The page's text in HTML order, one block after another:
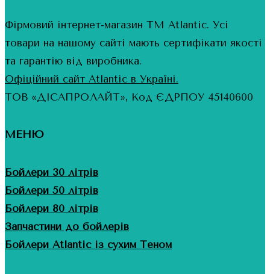
Фірмовий інтернет-магазин ТМ Atlantic. Усі
товари на нашому сайті мають сертифікати якості
та гарантію від виробника.
Офіційний сайт Atlantic в Україні.
ТОВ «ДІСАПРОЛАЙТ», Код ЄДРПОУ 45140600
МЕНЮ
Бойлери 30 літрів
Бойлери 50 літрів
Бойлери 80 літрів
Запчастини до бойлерів
Бойлери Atlantic із сухим Теном